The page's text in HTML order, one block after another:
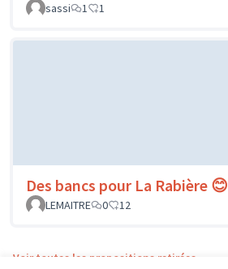
sassi 1 1
Des bancs pour La Rabière 😊
LEMAITRE 0 12
Voir toutes les propositions retirées